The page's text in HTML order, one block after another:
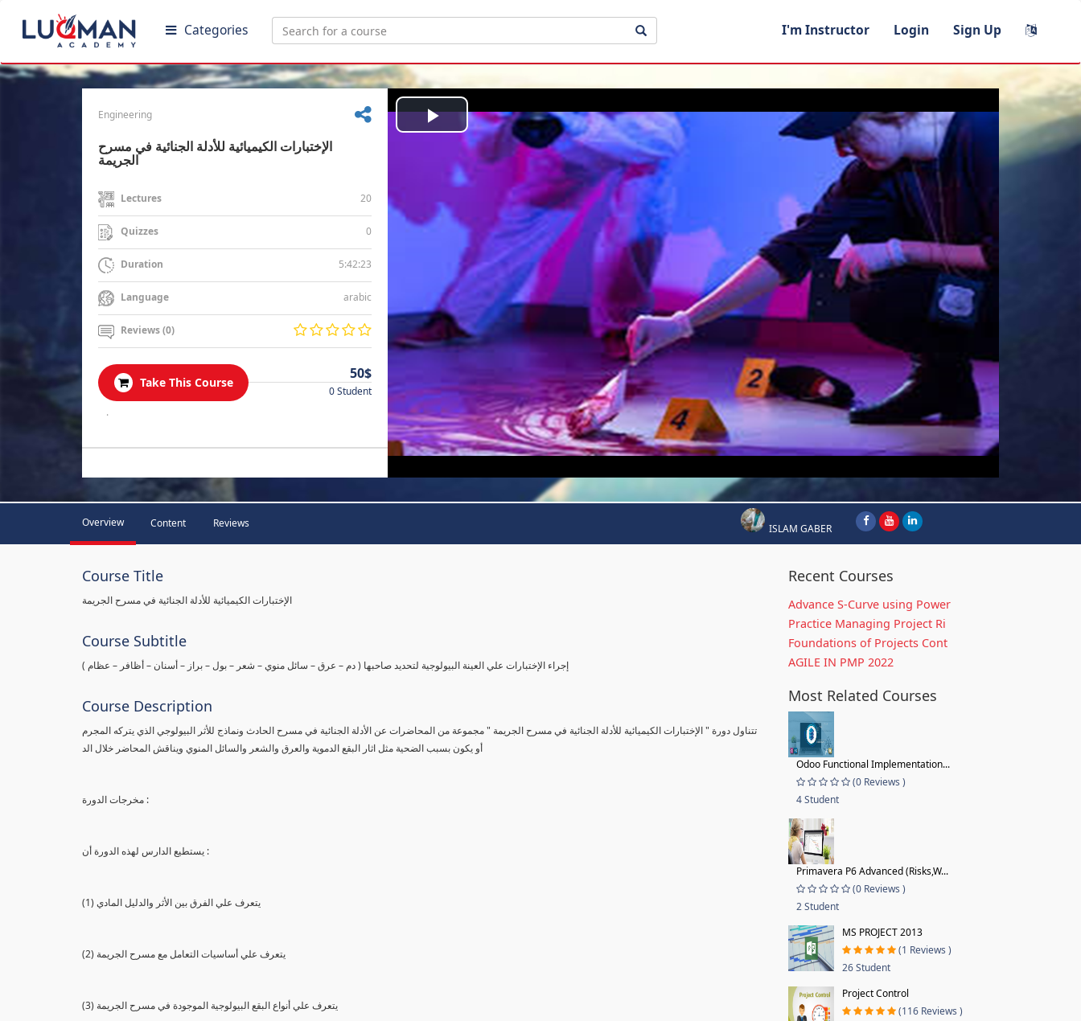
Categories I'm Instructor Login Sign Up
Engineering
الإختبارات الكيميائية للأدلة الجنائية في مسرح
الجريمة
Lectures 20
Quizzes 0
Duration 5:42:23
Language arabic
Reviews (0)
Take This Course
50$
0 Student
.
Play
Video
Overview Content Reviews ISLAM GABER
Course Title
الإختبارات الكيميائية للأدلة الجنائية في مسرح الجريمة
Course Subtitle
( إجراء الإختبارات علي العينة البيولوجية لتحديد صاحبها ( دم – عرق – سائل منوي – شعر – بول – براز – أسنان – أظافر – عظام
Course Description
تتناول دورة " الإختبارات الكيميائية للأدلة الجنائية في مسرح الجريمة " مجموعة من المحاضرات عن الأدلة الجنائية في مسرح الحادث ونماذج للأثر البيولوجي الذي يتركه المجرم
أو يكون بسبب الضحية مثل اثار البقع الدموية والعرق والشعر والسائل المنوي ويناقش المحاضر خلال الد
مخرجات الدورة :
يستطيع الدارس لهذه الدورة أن :
(1) يتعرف علي الفرق بين الأثر والدليل المادي
(2) يتعرف علي أساسيات التعامل مع مسرح الجريمة
(3) يتعرف علي أنواع البقع البيولوجية الموجودة في مسرح الجريمة
Recent Courses
Advance S-Curve using Power
Practice Managing Project Ri
Foundations of Projects Cont
AGILE IN PMP 2022
Most Related Courses
Odoo Functional Implementation...
(0 Reviews )
4 Student
Primavera P6 Advanced (Risks,W...
(0 Reviews )
2 Student
MS PROJECT 2013
(1 Reviews )
26 Student
Project Control
(116 Reviews )